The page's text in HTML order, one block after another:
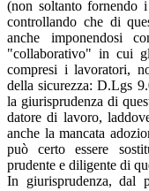
(non soltanto fornendo
controllando che di
anche imponendosi
"collaborativo" in cui
compresi i lavoratori,
della sicurezza: D.Lgs
la giurisprudenza di
datore di lavoro,
anche la mancata
può certo essere
prudente e diligente di
In giurisprudenza, dal